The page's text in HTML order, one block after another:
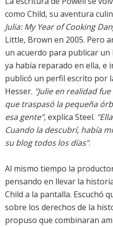
como Child, su aventura
Julia: My Year of Cooking
Little, Brown en 2005. Pero
un acuerdo para publicar
ya había reparado en ella, e
publicó un perfil escrito por
Hesser. "Julie en realidad
que traspasó la pequeña
esa gente", explica Steel.
Cuando la descubrí, había
su blog todos los días".
Al mismo tiempo la
pensando en llevar la
Child a la pantalla. Escuchó
sobre los derechos de la
propuso que combinaran